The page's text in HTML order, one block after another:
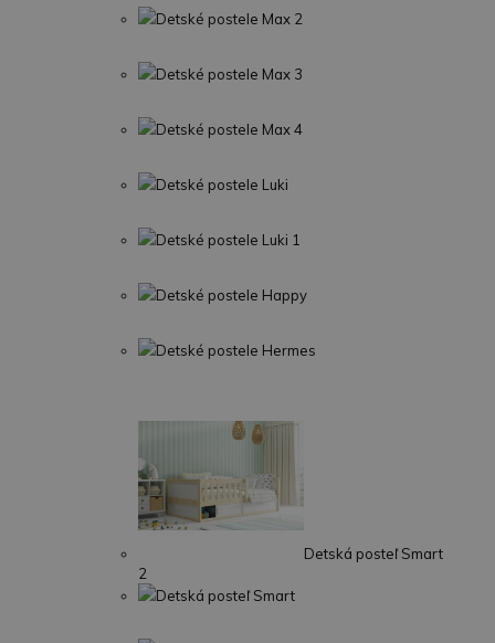
Detské postele Max 2
Detské postele Max 3
Detské postele Max 4
Detské postele Luki
Detské postele Luki 1
Detské postele Happy
Detské postele Hermes
Detská posteľ Smart
2
Detská posteľ Smart